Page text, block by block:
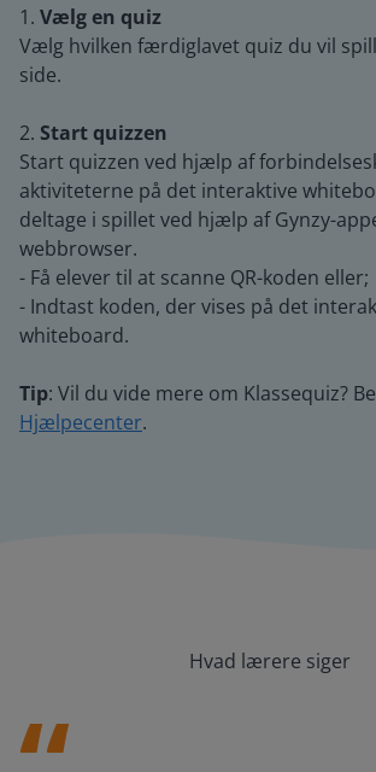
1. Vælg en quiz
Vælg hvilken færdiglavet quiz du vil
side.
2. Start quizzen
Start quizzen ved hjælp af
aktiviteterne på det interaktive
deltage i spillet ved hjælp af Gynzy-
webbrowser.
- Få elever til at scanne QR-koden eller;
- Indtast koden, der vises på det
whiteboard.
Tip: Vil du vide mere om Klassequiz?
Hjælpecenter.
Hvad lærere siger